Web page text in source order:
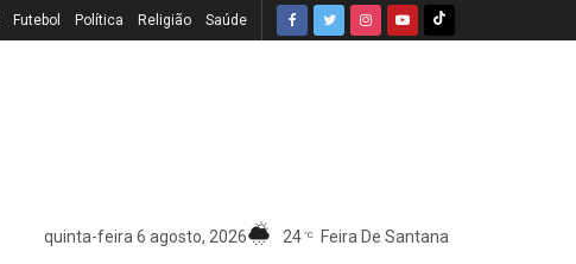
Futebol Política Religião Saúde
quinta-feira 6 agosto, 2026 24 °C Feira De Santana